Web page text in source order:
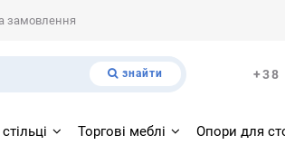
замовлення
знайти +38
Торгові меблі Опори для